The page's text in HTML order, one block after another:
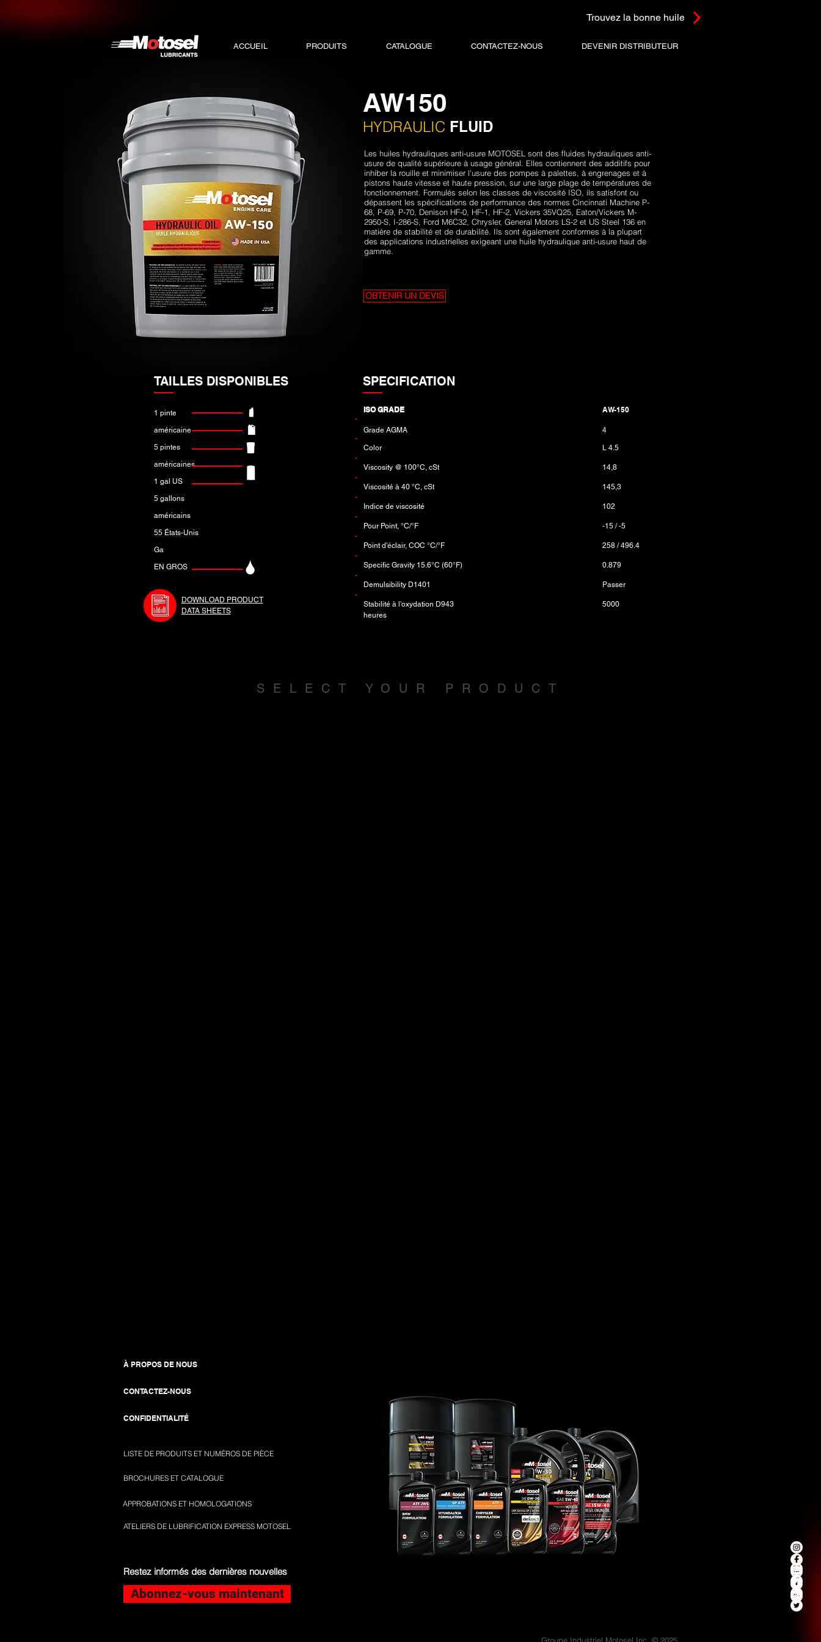
Trouvez la bonne huile
ACCUEIL PRODUITS CATALOGUE CONTACTEZ-NOUS DEVENIR DISTRIBUTEUR
TAILLES DISPONIBLES
1 pinte
américaine
5 pintes
américaines
1 gal US
5 gallons
américains
55 États-Unis
Ga
EN GROS
DOWNLOAD PRODUCT
DATA SHEETS
AW150
HYDRAULIC FLUID
Les huiles hydrauliques anti-usure MOTOSEL sont des fluides hydrauliques anti-
usure de qualité supérieure à usage général. Elles contiennent des additifs pour
inhiber la rouille et minimiser l'usure des pompes à palettes, à engrenages et à
pistons haute vitesse et haute pression, sur une large plage de températures de
fonctionnement. Formulés selon les classes de viscosité ISO, ils satisfont ou
dépassent les spécifications de performance des normes Cincinnati Machine P-
68, P-69, P-70, Denison HF-0, HF-1, HF-2, Vickers 35VQ25, Eaton/Vickers M-
2950-S, I-286-S, Ford M6C32, Chrysler, General Motors LS-2 et US Steel 136 en
matière de stabilité et de durabilité. Ils sont également conformes à la plupart
des applications industrielles exigeant une huile hydraulique anti-usure haut de
gamme.
OBTENIR UN DEVIS
SPECIFICATION
ISO GRADE AW-150
Color L 4.5
Grade AGMA 4
Viscosity @ 100°C, cSt 14,8
Viscosité à 40 °C, cSt 145,3
Indice de viscosité 102
Pour Point, °C/°F -15 / -5
Point d'éclair, COC °C/°F 258 / 496.4
Specific Gravity 15.6°C (60°F) 0.879
Demulsibility D1401 Passer
Stabilité à l'oxydation D943
heures
5000
SELECT YOUR PRODUCT
À PROPOS DE NOUS
CONTACTEZ-NOUS
CONFIDENTIALITÉ
LISTE DE PRODUITS ET NUMÉROS DE PIÈCE
BROCHURES ET CATALOGUE
APPROBATIONS ET HOMOLOGATIONS
ATELIERS DE LUBRIFICATION EXPRESS MOTOSEL
Restez informés des dernières nouvelles
Abonnez-vous maintenant